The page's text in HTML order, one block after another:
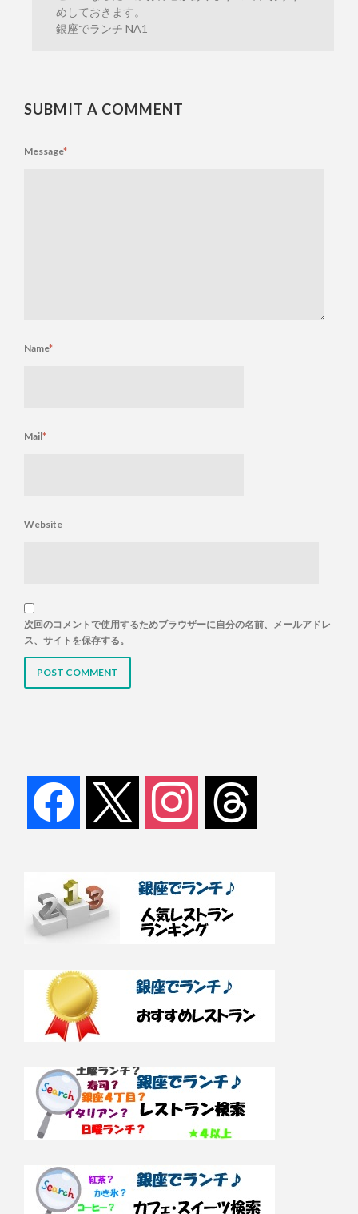
めしておきます。
銀座でランチ NA1
SUBMIT A COMMENT
Message*
Name*
Mail*
Website
次回のコメントで使用するためブラウザーに自分の名前、メールアドレ
ス、サイトを保存する。
facebook instagram threads